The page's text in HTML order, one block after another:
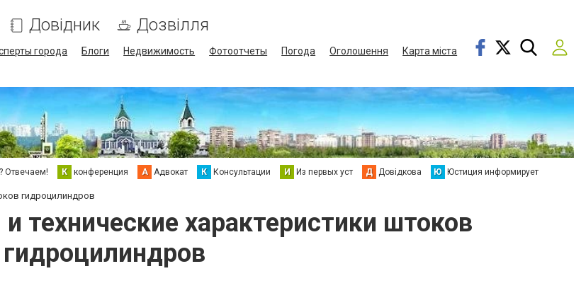
Довідник Дозвілля
города Блоги Недвижимость Фотоотчеты Погода Оголошення
Карта міста
Отвечаем! К конференция А Адвокат К Консультации И Из первых уст Д Довідкова Ю Юстиция информирует
гидроцилиндров
технические характеристики штоков
гидроцилиндров